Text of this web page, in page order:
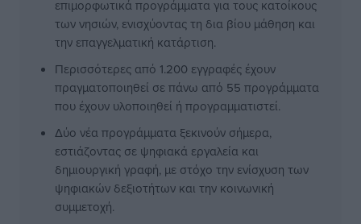
επιμορφωτικά προγράμματα για τους κατοίκους
των νησιών, ενισχύοντας τη δια βίου μάθηση και
την επαγγελματική κατάρτιση.
Περισσότερες από 1.200 εγγραφές έχουν
πραγματοποιηθεί σε πάνω από 55 προγράμματα
που έχουν υλοποιηθεί ή προγραμματιστεί.
Δύο νέα προγράμματα ξεκινούν σήμερα,
εστιάζοντας σε ψηφιακά εργαλεία και
δημιουργική γραφή, με στόχο την ενίσχυση των
ψηφιακών δεξιοτήτων και την κοινωνική
συμμετοχή.